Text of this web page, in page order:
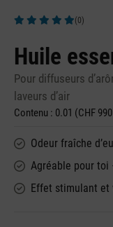
(0)
Huile
Pour diffuseurs
laveurs d’air
Contenu : 0.01 (CHF
Odeur fraîche
Agréable pour toi
Effet stimulant et